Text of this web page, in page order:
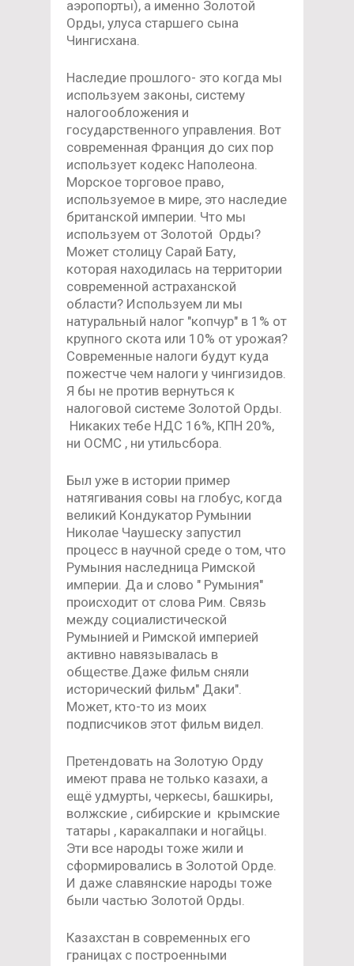
аэропорты), а именно Золотой
Орды, улуса старшего сына
Чингисхана.
Наследие прошлого- это когда мы
используем законы, систему
налогообложения и
государственного управления. Вот
современная Франция до сих пор
использует кодекс Наполеона.
Морское торговое право,
используемое в мире, это наследие
британской империи. Что мы
используем от Золотой Орды?
Может столицу Сарай Бату,
которая находилась на территории
современной астраханской
области? Используем ли мы
натуральный налог "копчур" в 1% от
крупного скота или 10% от урожая?
Современные налоги будут куда
пожестче чем налоги у чингизидов.
Я бы не против вернуться к
налоговой системе Золотой Орды.
Никаких тебе НДС 16%, КПН 20%,
ни ОСМС , ни утильсбора.
Был уже в истории пример
натягивания совы на глобус, когда
великий Кондукатор Румынии
Николае Чаушеску запустил
процесс в научной среде о том, что
Румыния наследница Римской
империи. Да и слово " Румыния"
происходит от слова Рим. Связь
между социалистической
Румынией и Римской империей
активно навязывалась в
обществе.Даже фильм сняли
исторический фильм" Даки".
Может, кто-то из моих
подписчиков этот фильм видел.
Претендовать на Золотую Орду
имеют права не только казахи, а
ещё удмурты, черкесы, башкиры,
волжские , сибирские и крымские
татары , каракалпаки и ногайцы.
Эти все народы тоже жили и
сформировались в Золотой Орде.
И даже славянские народы тоже
были частью Золотой Орды.
Казахстан в современных его
границах с построенными